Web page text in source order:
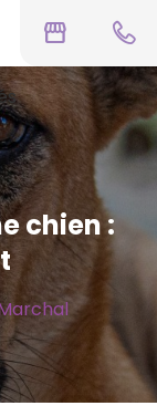
storefront
chien :